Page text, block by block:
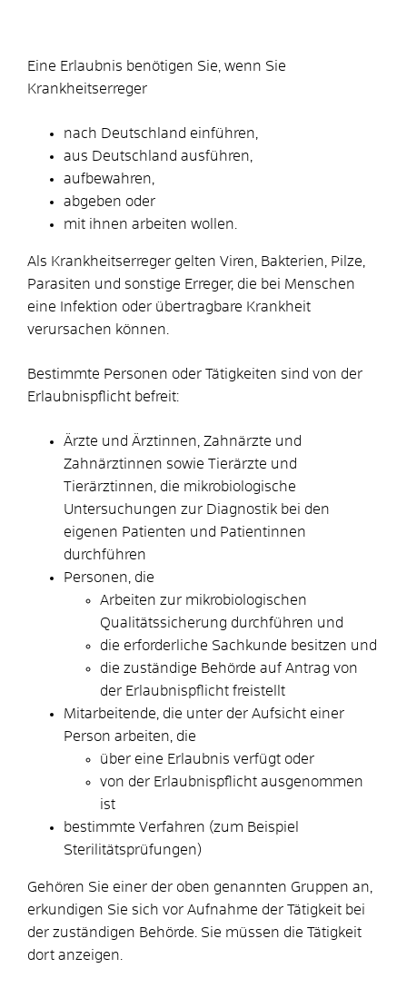
Eine Erlaubnis benötigen Sie, wenn Sie
Krankheitserreger
nach Deutschland einführen,
aus Deutschland ausführen,
aufbewahren,
abgeben oder
mit ihnen arbeiten wollen.
Als Krankheitserreger gelten Viren, Bakterien, Pilze,
Parasiten und sonstige Erreger, die bei Menschen
eine Infektion oder übertragbare Krankheit
verursachen können.
Bestimmte Personen oder Tätigkeiten sind von der
Erlaubnispflicht befreit:
Ärzte und Ärztinnen, Zahnärzte und
Zahnärztinnen sowie Tierärzte und
Tierärztinnen, die mikrobiologische
Untersuchungen zur Diagnostik bei den
eigenen Patienten und Patientinnen
durchführen
Personen, die
Arbeiten zur mikrobiologischen
Qualitätssicherung durchführen und
die erforderliche Sachkunde besitzen und
die zuständige Behörde auf Antrag von
der Erlaubnispflicht freistellt
Mitarbeitende, die unter der Aufsicht einer
Person arbeiten, die
über eine Erlaubnis verfügt oder
von der Erlaubnispflicht ausgenommen
ist
bestimmte Verfahren (zum Beispiel
Sterilitätsprüfungen)
Gehören Sie einer der oben genannten Gruppen an,
erkundigen Sie sich vor Aufnahme der Tätigkeit bei
der zuständigen Behörde. Sie müssen die Tätigkeit
dort anzeigen.